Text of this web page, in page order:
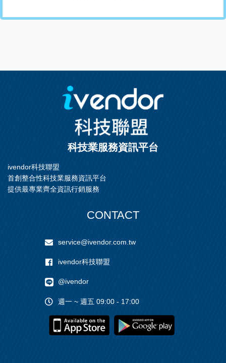
科技業服務資訊平台
ivendor科技聯盟
首創整合性科技業服務資訊平台
提供最專業齊全資訊行銷服務
CONTACT
service@ivendor.com.tw
ivendor科技聯盟
@ivendor
週一 ~ 週五 09:00 - 17:00